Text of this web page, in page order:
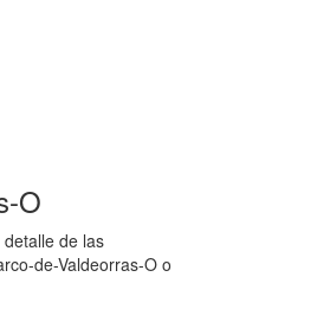
O
detalle de las
de-Valdeorras-O o